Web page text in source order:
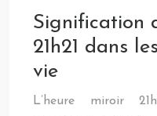
Signification
21h21 dans
vie
L’heure miroir